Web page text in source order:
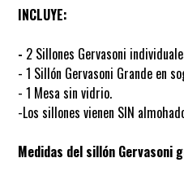
INCLUYE:
- 2 Sillones Gervasoni
- 1 Sillón Gervasoni Grande en
- 1 Mesa sin vidrio.
-Los sillones vienen SIN
Medidas del sillón Gervasoni